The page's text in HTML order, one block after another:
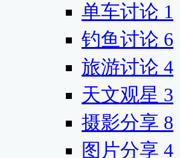
单车讨论 1
钓鱼讨论 6
旅游讨论 4
天文观星 3
摄影分享 8
图片分享 4